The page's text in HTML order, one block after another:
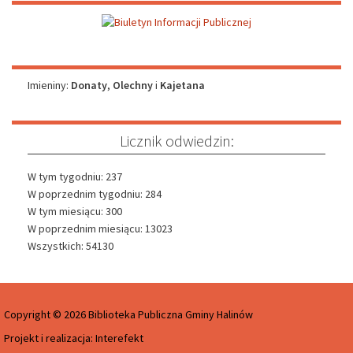
Imieniny
Imieniny: Donaty, Olechnyi Kajetana
Licznik odwiedzin:
W tym tygodniu: 237
W poprzednim tygodniu: 284
W tym miesiącu: 300
W poprzednim miesiącu: 13023
Wszystkich: 54130
Copyright © 2026 Biblioteka Publiczna Gminy Halinów
Projekt i realizacja: Interefekt